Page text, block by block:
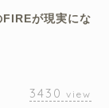
FIREが現実にな
3430 view